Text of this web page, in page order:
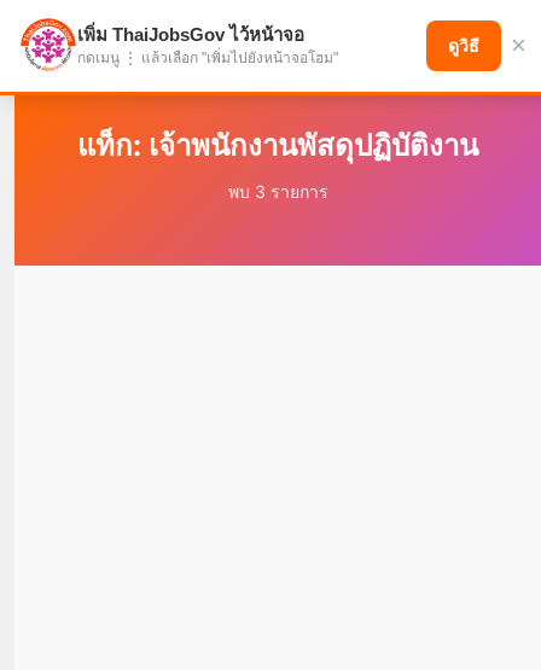
แบ่งปันโอกาส เพื่ออนาคตที่ก้าวหน้า
แท็ก: เจ้าพนักงานพัสดุปฏิบัติงาน
พบ 3 รายการ
เพิ่ม ThaiJobsGov ไว้หน้าจอ
กดเมนู ⋮ แล้วเลือก "เพิ่มไปยังหน้าจอโฮม"
ดูวิธี ×